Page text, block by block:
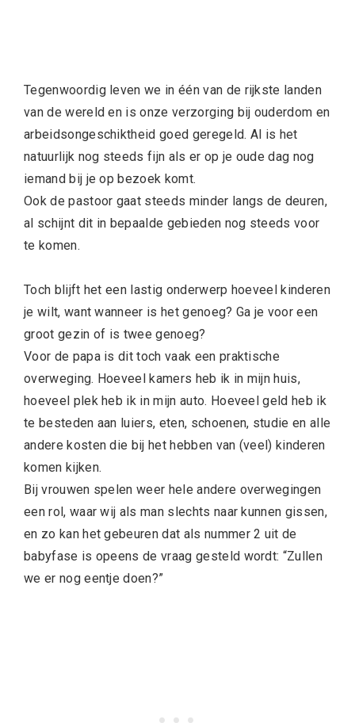
Tegenwoordig leven we in één van de rijkste landen
van de wereld en is onze verzorging bij ouderdom en
arbeidsongeschiktheid goed geregeld. Al is het
natuurlijk nog steeds fijn als er op je oude dag nog
iemand bij je op bezoek komt.
Ook de pastoor gaat steeds minder langs de deuren,
al schijnt dit in bepaalde gebieden nog steeds voor
te komen.
Toch blijft het een lastig onderwerp hoeveel kinderen
je wilt, want wanneer is het genoeg? Ga je voor een
groot gezin of is twee genoeg?
Voor de papa is dit toch vaak een praktische
overweging. Hoeveel kamers heb ik in mijn huis,
hoeveel plek heb ik in mijn auto. Hoeveel geld heb ik
te besteden aan luiers, eten, schoenen, studie en alle
andere kosten die bij het hebben van (veel) kinderen
komen kijken.
Bij vrouwen spelen weer hele andere overwegingen
een rol, waar wij als man slechts naar kunnen gissen,
en zo kan het gebeuren dat als nummer 2 uit de
babyfase is opeens de vraag gesteld wordt: “Zullen
we er nog eentje doen?”